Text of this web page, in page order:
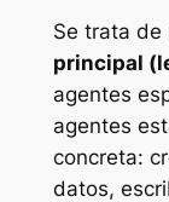
Se trata de
principal
agentes
agentes
concreta:
datos,